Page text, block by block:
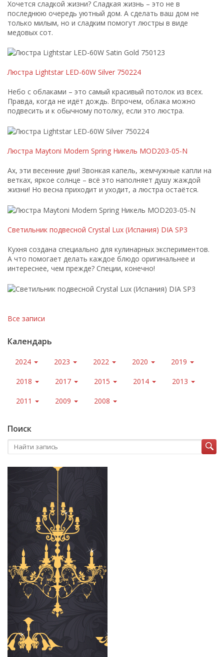
Хочется сладкой жизни? Сладкая жизнь – это не в
последнюю очередь уютный дом. А сделать ваш дом не
только милым, но и сладким помогут люстры в виде
медовых сот.
Люстра Lightstar LED-60W Silver 750224
Небо с облаками – это самый красивый потолок из всех.
Правда, когда не идёт дождь. Впрочем, облака можно
подвесить и к обычному потолку, если это люстра.
Люстра Maytoni Modern Spring Никель MOD203-05-N
Ах, эти весенние дни! Звонкая капель, жемчужные капли на
ветках, яркое солнце – всё это наполняет душу жаждой
жизни! Но весна приходит и уходит, а люстра остаётся.
Светильник подвесной Crystal Lux (Испания) DIA SP3
Кухня создана специально для кулинарных экспериментов.
А что помогает делать каждое блюдо оригинальнее и
интереснее, чем прежде? Специи, конечно!
Все записи
Календарь
2024 2023 2022 2020 2019
2018 2017 2015 2014 2013
2011 2009 2008
Поиск